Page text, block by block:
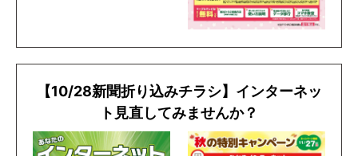
【10/28新聞折り込みチラシ】インターネッ
ト見直してみませんか？